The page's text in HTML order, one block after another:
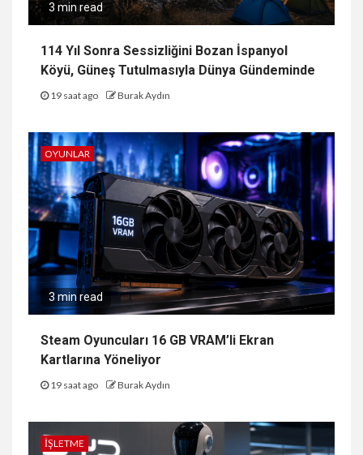
3 min read
114 Yıl Sonra Sessizliğini Bozan İspanyol
Köyü, Güneş Tutulmasıyla Dünya Gündeminde
19 saat ago Burak Aydın
OYUNLAR
3 min read
Steam Oyuncuları 16 GB VRAM’li Ekran
Kartlarına Yöneliyor
19 saat ago Burak Aydın
İŞLETME